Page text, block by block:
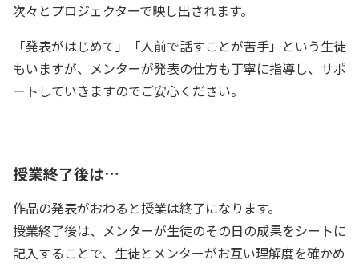
次々とプロジェクターで映し出されます。
「発表がはじめて」「人前で話すことが苦手」という生徒
もいますが、メンターが発表の仕方も丁寧に指導し、サポ
ートしていきますのでご安心ください。
授業終了後は…
作品の発表がおわると授業は終了になります。
授業終了後は、メンターが生徒のその日の成果をシートに
記入することで、生徒とメンターがお互い理解度を確かめ